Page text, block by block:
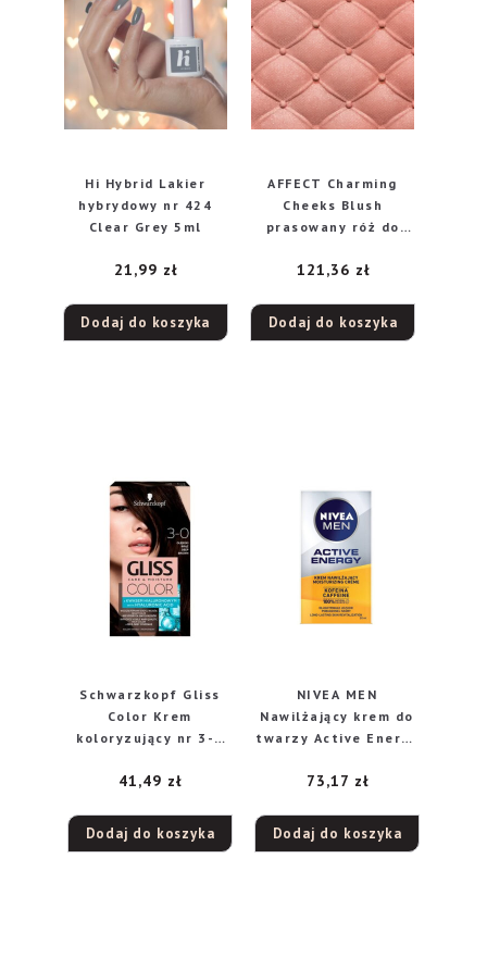
Hi Hybrid Lakier
hybrydowy nr 424
Clear Grey 5ml
21,99 zł
Dodaj do koszyka
AFFECT Charming
Cheeks Blush
prasowany róż do
dream R-0121, 9g
121,36 zł
Dodaj do koszyka
Schwarzkopf Gliss
Color Krem
koloryzujący nr 3-0
41,49 zł
Dodaj do koszyka
NIVEA MEN
Nawilżający krem do
twarzy Active Energy
73,17 zł
Dodaj do koszyka